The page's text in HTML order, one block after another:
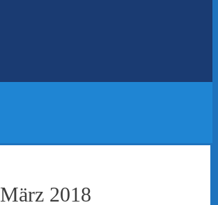
März 2018